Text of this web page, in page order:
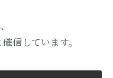
確信しています。